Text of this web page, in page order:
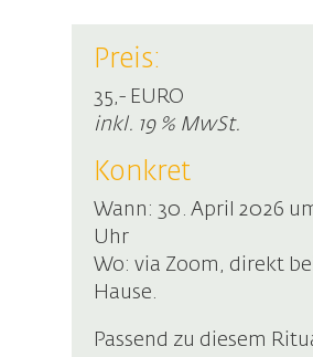
Preis:
35,- EURO
inkl. 19 % MwSt.
Konkret
Wann: 30. April 2026
Uhr
Wo: via Zoom, direkt
Hause.
Passend zu diesem